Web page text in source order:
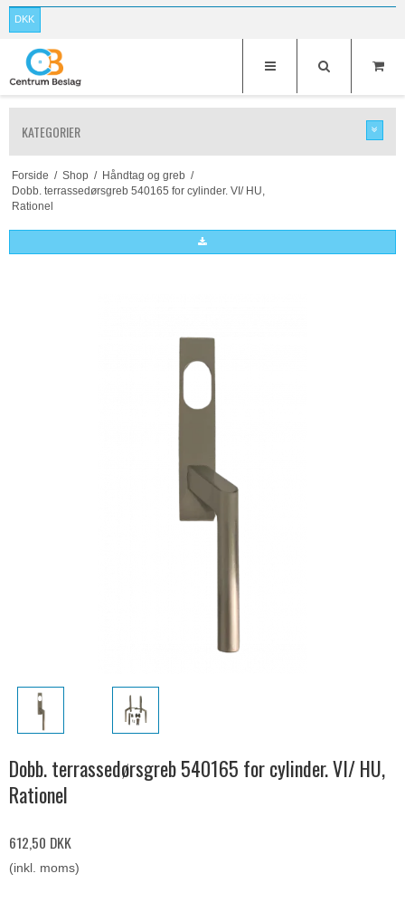
DKK
KATEGORIER
Forside / Shop / Håndtag og greb /
Dobb. terrassedørsgreb 540165 for cylinder. VI/ HU,
Rationel
Dobb. terrassedørsgreb 540165 for cylinder. VI/ HU,
Rationel
612,50 DKK
(inkl. moms)